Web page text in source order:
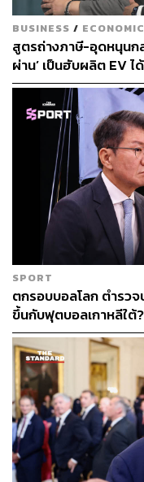
Instagram:
Official Lineคลิก
สามารถติดตาม
ผ่านแอปพลิเคชันต่าง
TAGS: China
แนนซี เพโลซี
เศรษฐกิจ
BUSINESS / ECONOMIC
สูตรถ่างภาษี-อุดหนุนกล
ผ่าน’ เป็นฮับผลิต EV ไ
SPORT
ตกรอบบอลโลก ตำรวจ
ขึ้นกับฟุตบอลเกาหลีใต้?